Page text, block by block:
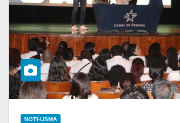
NOTI-USMA